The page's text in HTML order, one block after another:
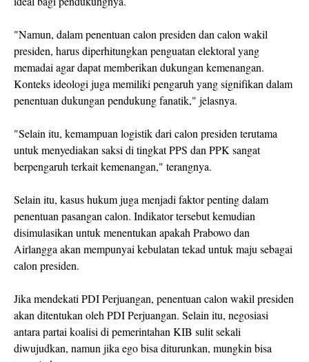
"Namun, dalam penentuan calon presiden dan calon wakil
presiden, harus diperhitungkan penguatan elektoral yang
memadai agar dapat memberikan dukungan kemenangan.
Konteks ideologi juga memiliki pengaruh yang signifikan dalam
penentuan dukungan pendukung fanatik," jelasnya.
"Selain itu, kemampuan logistik dari calon presiden terutama
untuk menyediakan saksi di tingkat PPS dan PPK sangat
berpengaruh terkait kemenangan," terangnya.
Selain itu, kasus hukum juga menjadi faktor penting dalam
penentuan pasangan calon. Indikator tersebut kemudian
disimulasikan untuk menentukan apakah Prabowo dan
Airlangga akan mempunyai kebulatan tekad untuk maju sebagai
calon presiden.
Jika mendekati PDI Perjuangan, penentuan calon wakil presiden
akan ditentukan oleh PDI Perjuangan. Selain itu, negosiasi
antara partai koalisi di pemerintahan KIB sulit sekali
diwujudkan, namun jika ego bisa diturunkan, mungkin bisa